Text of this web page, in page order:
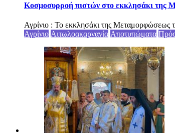
Κοσμοσυρροή πιστών στο εκκλησάκι της
Αγρίνιο : Το εκκλησάκι της Μεταμορφώσεως
Αγρίνιο Αιτωλοακαρνανία Αποτυπώματα